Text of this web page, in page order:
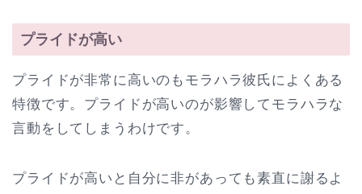
プライドが高い
プライドが非常に高いのもモラハラ彼氏によくある
特徴です。プライドが高いのが影響してモラハラな
言動をしてしまうわけです。
プライドが高いと自分に非があっても素直に謝るよ